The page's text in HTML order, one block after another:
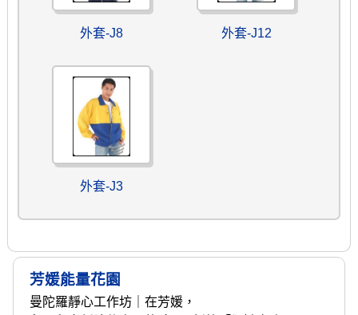
外套-J8 外套-J12
外套-J3
芳媛能量花園
曼陀羅靜心工作坊｜在芳媛，